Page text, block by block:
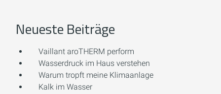
Neueste Beiträge
Vaillant aroTHERM perform
Wasserdruck im Haus verstehen
Warum tropft meine Klimaanlage
Kalk im Wasser